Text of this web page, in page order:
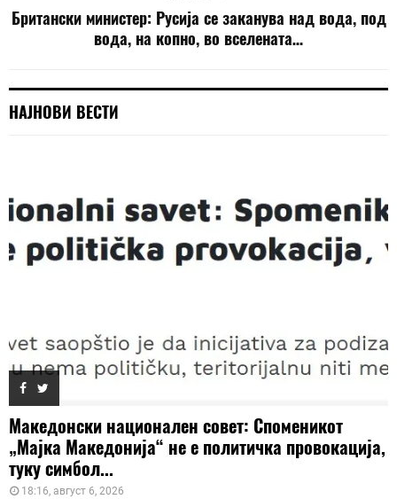
Британски министер: Русија се заканува над вода, под
вода, на копно, во вселената…
НАЈНОВИ ВЕСТИ
Македонски национален совет: Споменикот
„Мајка Македонија“ не е политичка провокација,
туку симбол...
18:16, август 6, 2026